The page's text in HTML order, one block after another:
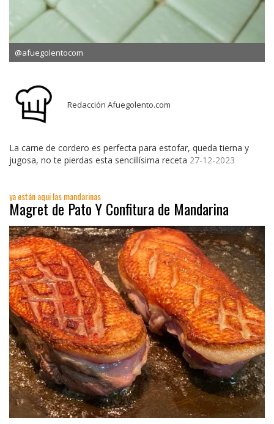
@afuegolentocom
Redacción Afuegolento.com
La carne de cordero es perfecta para estofar, queda tierna y
jugosa, no te pierdas esta sencillísima receta 27-12-2023
ya están aqui las mandarinas
Magret de Pato Y Confitura de Mandarina